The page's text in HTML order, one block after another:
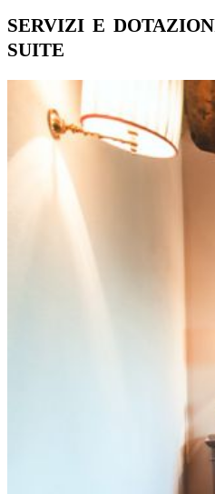
SERVIZI E
SUITE